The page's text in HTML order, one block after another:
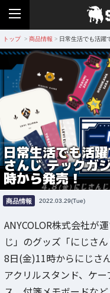
トップ > 商品情報 > 日常生活でも活躍
日常生活でも活
さんじ テックガ
時から発売！
商品情報 2022.03.29(Tue)
ANYCOLOR株式会社が
じ」のグッズ「にじさ
8日(金)11時からにじさ
アクリルスタンド、ケ